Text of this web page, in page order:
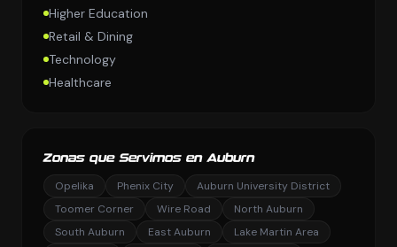
Higher Education
Retail & Dining
Technology
Healthcare
Zonas que Servimos en Auburn
Opelika Phenix City
Auburn University District
Toomer Corner
Wire Road
North Auburn
South Auburn
East Auburn
Lake Martin Area